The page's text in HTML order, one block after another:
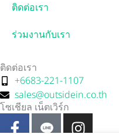
ติดต่อเรา
ร่วมงานกับเรา
ติดต่อเรา
+6683-221-1107
sales@outsidein.co.th
โซเชียล เน็ตเวิร์ก
F I